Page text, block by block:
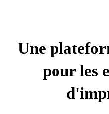
Une
pour les